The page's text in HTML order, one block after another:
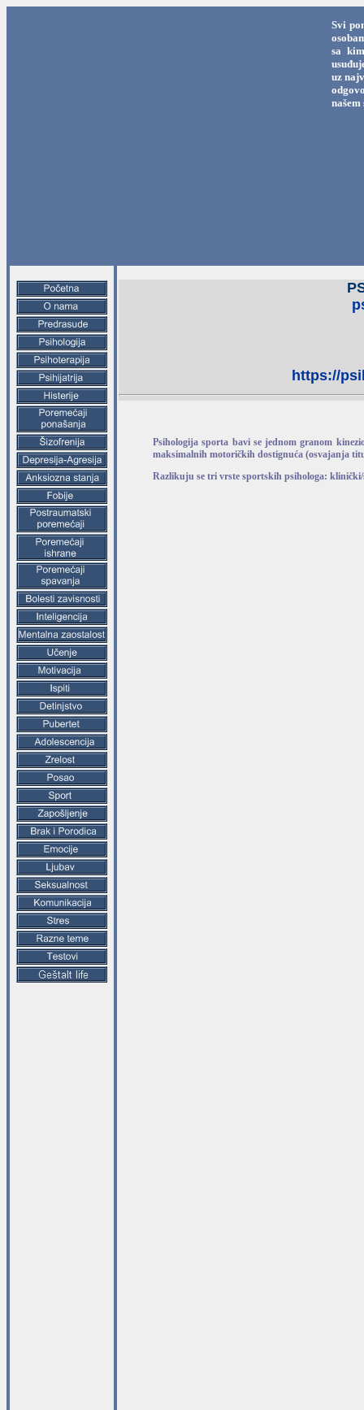
Svi
sa
uz
https://
Psihologija sporta bavi se jednom granom
maksimalnih motoričkih dostignuća (osvajanja
Razlikuju se tri vrste sportskih psihologa: